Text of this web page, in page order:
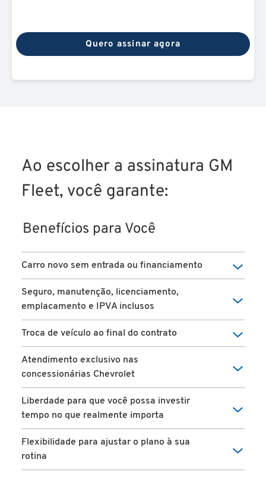
Quero assinar agora
Ao escolher a assinatura GM
Fleet, você garante:
Benefícios para Você
Carro novo sem entrada ou financiamento
Seguro, manutenção, licenciamento,
emplacamento e IPVA inclusos
Troca de veículo ao final do contrato
Atendimento exclusivo nas
concessionárias Chevrolet
Liberdade para que você possa investir
tempo no que realmente importa
Flexibilidade para ajustar o plano à sua
rotina